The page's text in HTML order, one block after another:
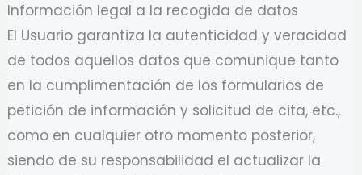
Información legal a la recogida de datos
El Usuario garantiza la autenticidad y veracidad
de todos aquellos datos que comunique tanto
en la cumplimentación de los formularios de
petición de información y solicitud de cita, etc.,
como en cualquier otro momento posterior,
siendo de su responsabilidad el actualizar la